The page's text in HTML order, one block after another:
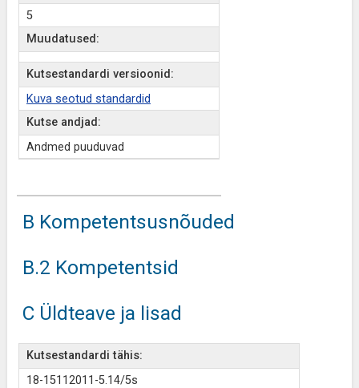
5
Muudatused:
Kutsestandardi versioonid:
Kuva seotud standardid
Kutse andjad:
Andmed puuduvad
B Kompetentsusnõuded
B.2 Kompetentsid
C Üldteave ja lisad
Kutsestandardi tähis:
18-15112011-5.14/5s